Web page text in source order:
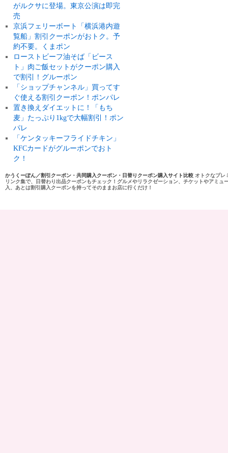
がルクサに登場。東京公演は即完
売
京浜フェリーボート「横浜港内遊
覧船」割引クーポンがおトク。予
約不要。くまポン
ローストビーフ油そば「ビース
ト」肉ご飯セットがクーポン購入
で割引！グルーポン
「ショップチャンネル」買ってす
ぐ使える割引クーポン！ポンパレ
置き換えダイエットに！「もち
麦」たっぷり1kgで大幅割引！ポン
パレ
「ケンタッキーフライドチキン」
KFCカードがグルーポンでおト
ク！
かうくーぽん／割引クーポン・共同購入クーポン・日替りクーポン購入サイト比較 オトクなプレ
リンク集で、日替わり出品クーポンもチェック！グルメやリラクゼーション、チケットやアミ
入、あとは割引購入クーポンを持ってそのままお店に行くだけ！